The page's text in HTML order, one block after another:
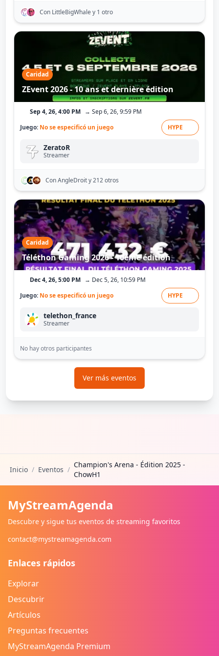
Con LittleBigWhaley 1 otro
Caridad
ZEvent 2026 - 10 ans et dernière édition
Sep 4, 26, 4:00 PM → Sep 6, 26, 9:59 PM
Juego: No se especificó un juego HYPE
ZeratoR
Streamer
Con AngleDroity 212 otros
Caridad
Téléthon Gaming 2026 - 10ème édition
Dec 4, 26, 5:00 PM → Dec 5, 26, 10:59 PM
Juego: No se especificó un juego HYPE
telethon_france
Streamer
No hay otros participantes
Ver más eventos
Inicio / Eventos /
Champion's Arena - Édition 2025 -
ChowH1
MyStreamAgenda
Descubre y sigue tus eventos de streaming favoritos
contact@mystreamagenda.com
Enlaces rápidos
Explorar
Descubrir
Artículos
Preguntas frecuentes
MyStreamAgenda Premium